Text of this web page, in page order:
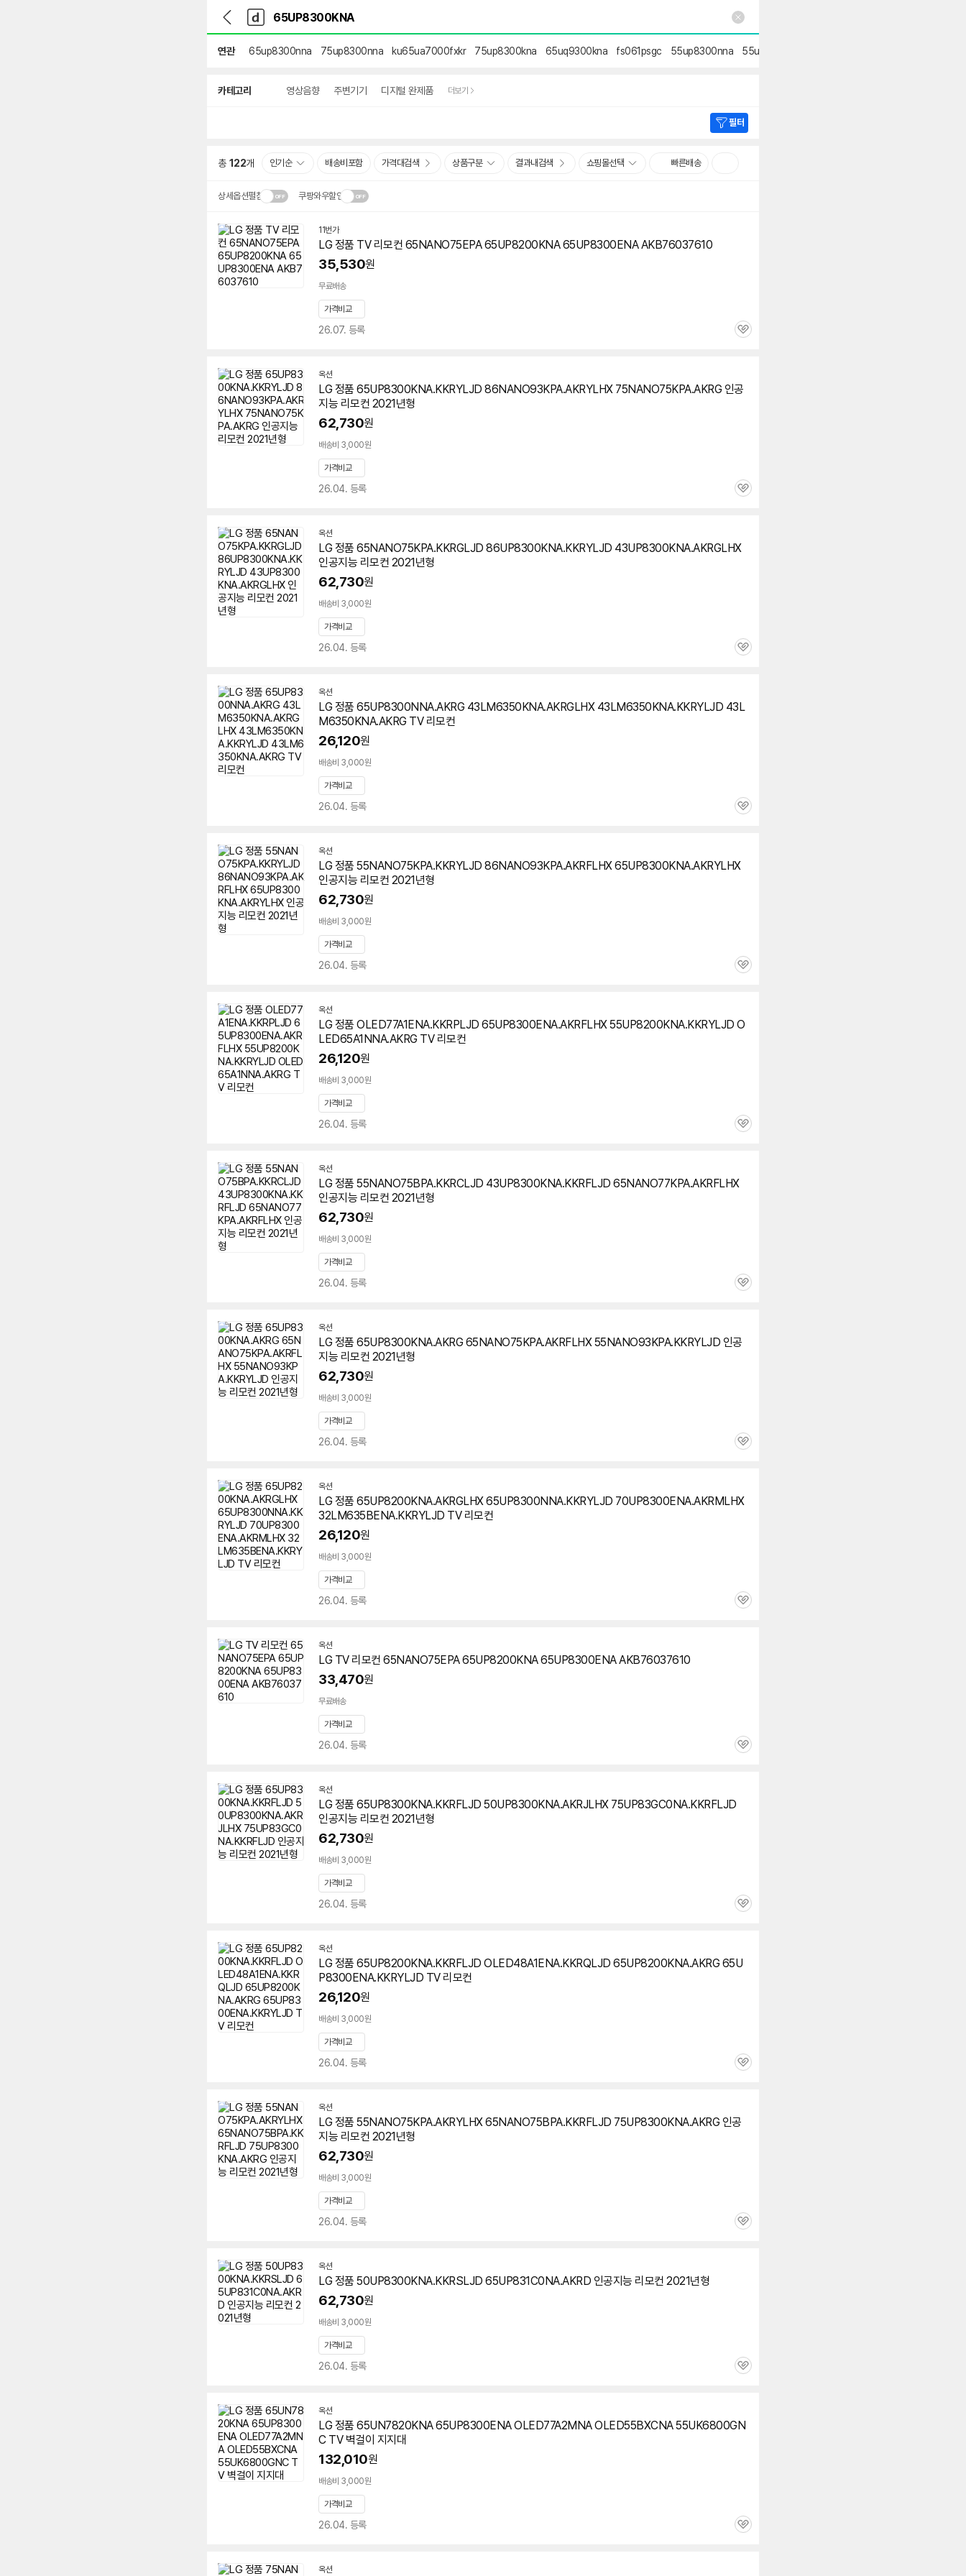
다
나
와
가
기
다
와
메
인
연관 65up8300nna 75up8300nna ku65ua7000fxkr 75up8300kna 65uq9300kna fs061psgc 55up8300nna 55uq9300kna
카테고리 영상음향 주변기기 디지털 완제품 더보기
필터
총 122개 인기순 배송비포함 가격대검색 상품구분 결과내검색 쇼핑몰선택 빠른배송
상세옵션펼침 쿠팡와우할인
설치 환경·지역에 따라
배송·설치비가 달라집니다.닫
기
11번가
LG 정품 TV 리모컨 65NANO75EPA 65UP8200KNA 65UP8300ENA AKB76037610
35,530원
무료배송
가격비교
26.07. 등록
관
옥션
LG 정품 65UP8300KNA.KKRYLJD 86NANO93KPA.AKRYLHX 75NANO75KPA.AKRG 인공
지능 리모컨 2021년형
62,730원
배송비 3,000원
가격비교
26.04. 등록
관
옥션
LG 정품 65NANO75KPA.KKRGLJD 86UP8300KNA.KKRYLJD 43UP8300KNA.AKRGLHX
인공지능 리모컨 2021년형
62,730원
배송비 3,000원
가격비교
26.04. 등록
관
옥션
LG 정품 65UP8300NNA.AKRG 43LM6350KNA.AKRGLHX 43LM6350KNA.KKRYLJD 43L
M6350KNA.AKRG TV 리모컨
26,120원
배송비 3,000원
가격비교
26.04. 등록
관
옥션
LG 정품 55NANO75KPA.KKRYLJD 86NANO93KPA.AKRFLHX 65UP8300KNA.AKRYLHX
인공지능 리모컨 2021년형
62,730원
배송비 3,000원
가격비교
26.04. 등록
관
옥션
LG 정품 OLED77A1ENA.KKRPLJD 65UP8300ENA.AKRFLHX 55UP8200KNA.KKRYLJD O
LED65A1NNA.AKRG TV 리모컨
26,120원
배송비 3,000원
가격비교
26.04. 등록
관
옥션
LG 정품 55NANO75BPA.KKRCLJD 43UP8300KNA.KKRFLJD 65NANO77KPA.AKRFLHX
인공지능 리모컨 2021년형
62,730원
배송비 3,000원
가격비교
26.04. 등록
관
옥션
LG 정품 65UP8300KNA.AKRG 65NANO75KPA.AKRFLHX 55NANO93KPA.KKRYLJD 인공
지능 리모컨 2021년형
62,730원
배송비 3,000원
가격비교
26.04. 등록
관
옥션
LG 정품 65UP8200KNA.AKRGLHX 65UP8300NNA.KKRYLJD 70UP8300ENA.AKRMLHX
32LM635BENA.KKRYLJD TV 리모컨
26,120원
배송비 3,000원
가격비교
26.04. 등록
관
옥션
LG TV 리모컨 65NANO75EPA 65UP8200KNA 65UP8300ENA AKB76037610
33,470원
무료배송
가격비교
26.04. 등록
관
옥션
LG 정품 65UP8300KNA.KKRFLJD 50UP8300KNA.AKRJLHX 75UP83GC0NA.KKRFLJD
인공지능 리모컨 2021년형
62,730원
배송비 3,000원
가격비교
26.04. 등록
관
옥션
LG 정품 65UP8200KNA.KKRFLJD OLED48A1ENA.KKRQLJD 65UP8200KNA.AKRG 65U
P8300ENA.KKRYLJD TV 리모컨
26,120원
배송비 3,000원
가격비교
26.04. 등록
관
옥션
LG 정품 55NANO75KPA.AKRYLHX 65NANO75BPA.KKRFLJD 75UP8300KNA.AKRG 인공
지능 리모컨 2021년형
62,730원
배송비 3,000원
가격비교
26.04. 등록
관
옥션
LG 정품 50UP8300KNA.KKRSLJD 65UP831C0NA.AKRD 인공지능 리모컨 2021년형
62,730원
배송비 3,000원
가격비교
26.04. 등록
관
옥션
LG 정품 65UN7820KNA 65UP8300ENA OLED77A2MNA OLED55BXCNA 55UK6800GN
C TV 벽걸이 지지대
132,010원
배송비 3,000원
가격비교
26.04. 등록
관
옥션